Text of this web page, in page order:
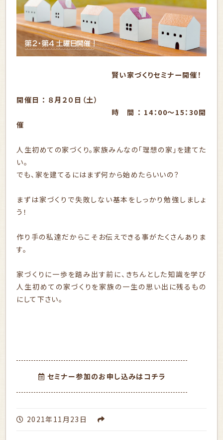
賢い家づくりセミナー開催！
開催日 ： ８月２０日（土）
時 間 ： 14：00～15：30開
催
人生初めての家づくり。家族みんなの「理想の家」を建てた
い。
でも、家を建てるにはまず何から始めたらいいの？
まずは家づくりで失敗しない基本をしっかり勉強しましょ
う！
作り手の私達だからこそお伝えできる事がたくさんありま
す。
家づくりに一歩を踏み出す前に、きちんとした知識を学び
人生初めての家づくりを家族の一生の思い出に残るもの
にして下さい。
セミナー参加のお申し込みはコチラ
2021年11月23日